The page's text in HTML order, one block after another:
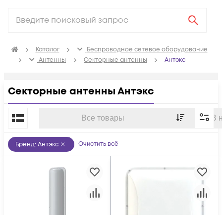
Каталог
Беспроводное сетевое оборудование
Антенны
Секторные антенны Антэкс
Секторные антенны Антэкс
Все товары В
По популярности
Бренд: Антэкс Очистить всё